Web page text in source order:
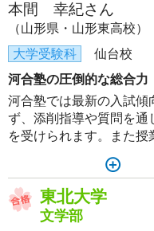
本間 幸紀さん
（山形県・山形東高校）
大学受験科
仙台校
河合塾の圧倒的な総合力
河合塾では最新の入試傾
ず、添削指導や質問を通
を受けられます。また
受験のプロの講師から
ことでモチベーション
いなしです。
東北大学
文学部